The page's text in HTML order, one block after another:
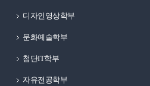
디자인영상학부
문화예술학부
첨단IT학부
자유전공학부